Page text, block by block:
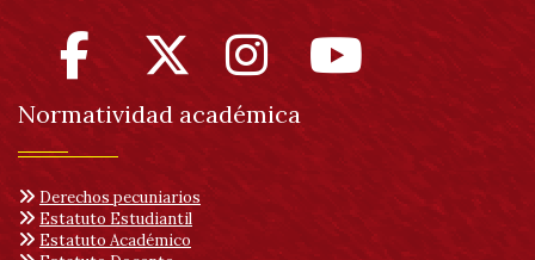
Normatividad académica
Derechos pecuniarios
Estatuto Estudiantil
Estatuto Académico